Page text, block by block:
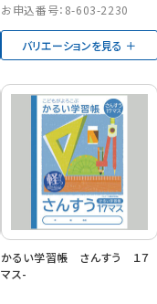
お申込番号：8-603-2230
バリエーションを見る
かるい学習帳 さんすう １７
マス-